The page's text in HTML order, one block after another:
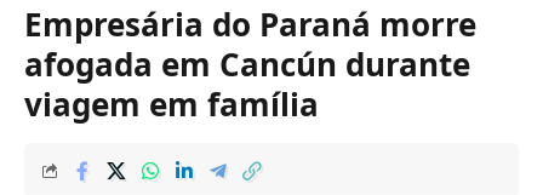
Empresária do Paraná morre
afogada em Cancún durante
viagem em família